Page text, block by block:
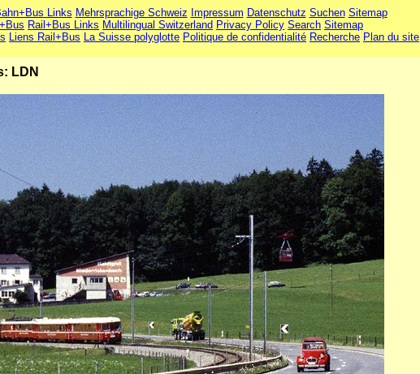
Links Mehrsprachige Schweiz Impressum Datenschutz Suchen Sitemap
Rail+Bus Links Multilingual Switzerland Privacy Policy Search Sitemap
Liens Rail+Bus La Suisse polyglotte Politique de confidentialité Recherche Plan du site
LDN